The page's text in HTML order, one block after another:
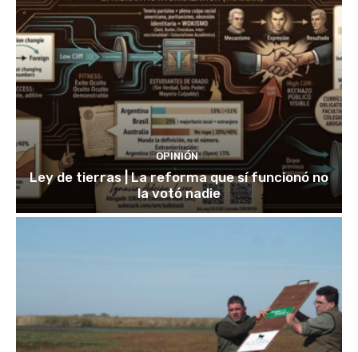
OPINIÓN
Ley de tierras | La reforma que sí funcionó no
la votó nadie